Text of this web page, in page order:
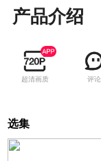
产品介绍
超清画质 评论
选集